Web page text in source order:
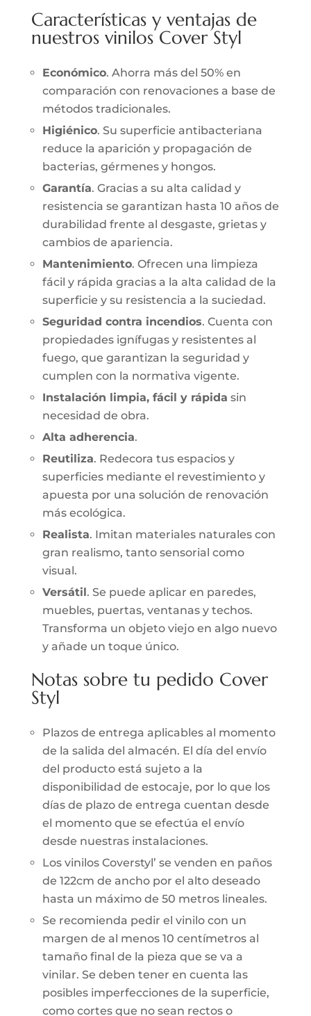
Características y ventajas de
nuestros vinilos Cover Styl
Económico. Ahorra más del 50% en
comparación con renovaciones a base de
métodos tradicionales.
Higiénico. Su superficie antibacteriana
reduce la aparición y propagación de
bacterias, gérmenes y hongos.
Garantía. Gracias a su alta calidad y
resistencia se garantizan hasta 10 años de
durabilidad frente al desgaste, grietas y
cambios de apariencia.
Mantenimiento. Ofrecen una limpieza
fácil y rápida gracias a la alta calidad de la
superficie y su resistencia a la suciedad.
Seguridad contra incendios. Cuenta con
propiedades ignífugas y resistentes al
fuego, que garantizan la seguridad y
cumplen con la normativa vigente.
Instalación limpia, fácil y rápida sin
necesidad de obra.
Alta adherencia.
Reutiliza. Redecora tus espacios y
superficies mediante el revestimiento y
apuesta por una solución de renovación
más ecológica.
Realista. Imitan materiales naturales con
gran realismo, tanto sensorial como
visual.
Versátil . Se puede aplicar en paredes,
muebles, puertas, ventanas y techos.
Transforma un objeto viejo en algo nuevo
y añade un toque único.
Notas sobre tu pedido Cover
Styl
Plazos de entrega aplicables al momento
de la salida del almacén. El día del envío
del producto está sujeto a la
disponibilidad de estocaje, por lo que los
días de plazo de entrega cuentan desde
el momento que se efectúa el envío
desde nuestras instalaciones.
Los vinilos Coverstyl’ se venden en paños
de 122cm de ancho por el alto deseado
hasta un máximo de 50 metros lineales.
Se recomienda pedir el vinilo con un
margen de al menos 10 centímetros al
tamaño final de la pieza que se va a
vinilar. Se deben tener en cuenta las
posibles imperfecciones de la superficie,
como cortes que no sean rectos o